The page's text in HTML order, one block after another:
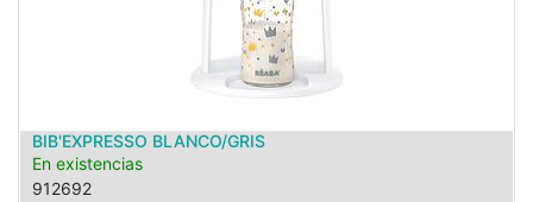
BIB'EXPRESSO BLANCO/GRIS
En existencias
912692